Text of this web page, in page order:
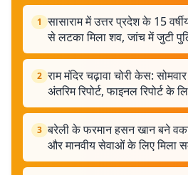
1 सासाराम में उत्तर प्रदेश के 15
से लटका मिला शव, जांच में जुटी
2 राम मंदिर चढ़ावा चोरी केस:
अंतरिम रिपोर्ट, फाइनल रिपोर्ट के
3 बरेली के फरमान हसन खान बने
और मानवीय सेवाओं के लिए मिला